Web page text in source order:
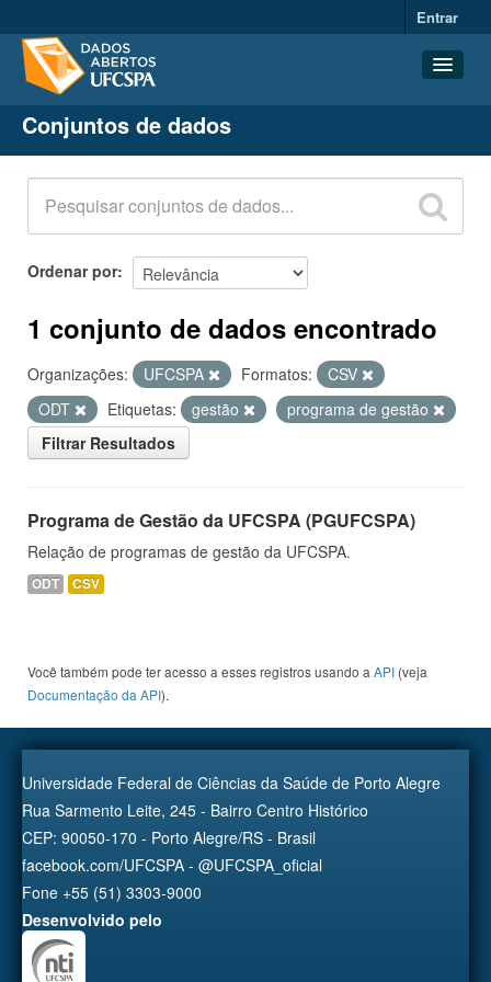
Entrar
Conjuntos de dados
Organizações
Grupos
Sobre
Conjuntos de dados
Ordenar por
1 conjunto de dados encontrado
Organizações: UFCSPA Formatos:
CSV
ODT
Etiquetas: gestão
programa de gestão
Filtrar Resultados
Programa de Gestão da UFCSPA (PGUFCSPA)
Relação de programas de gestão da UFCSPA.
ODT CSV
Você também pode ter acesso a esses registros usando a API (veja
Documentação da API).
Universidade Federal de Ciências da Saúde de Porto Alegre
Rua Sarmento Leite, 245 - Bairro Centro Histórico
CEP: 90050-170 - Porto Alegre/RS - Brasil
facebook.com/UFCSPA - @UFCSPA_oficial
Fone +55 (51) 3303-9000
Desenvolvido pelo